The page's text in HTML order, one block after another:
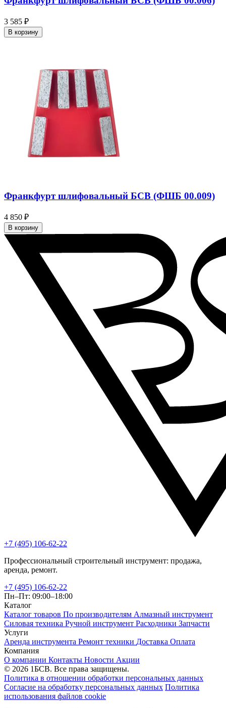
3 585 ₽
В корзину
Франкфурт шлифовальный БСВ (ФШБ 00.009)
4 850 ₽
В корзину
+7 (495) 106-62-22
Профессиональный строительный инструмент: продажа,
аренда, ремонт.
+7 (495) 106-62-22
Пн–Пт: 09:00–18:00
Каталог
Каталог товаров По производителям Алмазный инструмент
Силовая техника Ручной инструмент Расходники Запчасти
Услуги
Аренда инструмента Ремонт техники Доставка Оплата
Компания
О компании Контакты Новости Акции
© 2026 1БСВ. Все права защищены.
Политика в отношении обработки персональных данных
Согласие на обработку персональных данных Политика
использования файлов cookie